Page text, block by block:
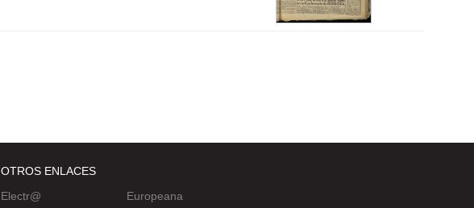
OTROS ENLACES
Electr@
Europeana